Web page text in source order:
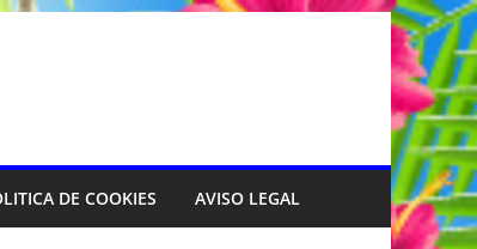
DE COOKIES AVISO LEGAL